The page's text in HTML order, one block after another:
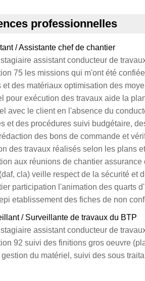
professionnelles
/ Assistante chef de chantier
assistant conducteur de
75 les missions qui m'ont été
et des matériaux optimisation des
pour exécution des travaux aide la
avec le client en l'absence du
et des procédures suivi budgétaire,
des bons de commande et
des travaux réalisés selon les plans
aux réunions de chantier
cla) veille respect de la sécurité et
participation l'animation des quarts
etablissement des fiches de non
/ Surveillante de travaux du BTP
assistant conducteur de
92 suivi des finitions gros oeuvre
du matériel, suivi des sous